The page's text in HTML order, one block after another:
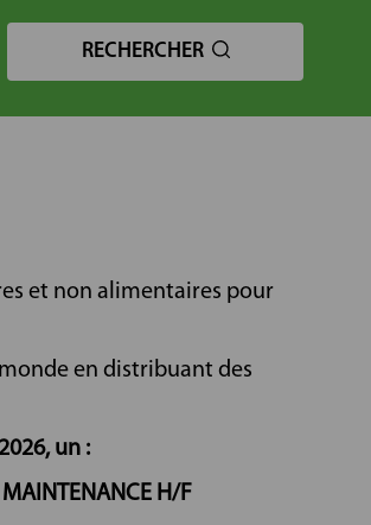
RECHERCHER
et non alimentaires pour
en distribuant des
un :
MAINTENANCE H/F